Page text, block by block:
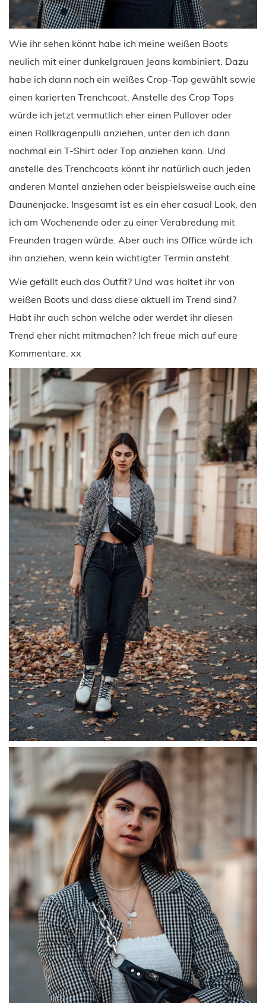
Wie ihr sehen könnt habe ich meine weißen Boots
neulich mit einer dunkelgrauen Jeans kombiniert. Dazu
habe ich dann noch ein weißes Crop-Top gewählt sowie
einen karierten Trenchcoat. Anstelle des Crop Tops
würde ich jetzt vermutlich eher einen Pullover oder
einen Rollkragenpulli anziehen, unter den ich dann
nochmal ein T-Shirt oder Top anziehen kann. Und
anstelle des Trenchcoats könnt ihr natürlich auch jeden
anderen Mantel anziehen oder beispielsweise auch eine
Daunenjacke. Insgesamt ist es ein eher casual Look, den
ich am Wochenende oder zu einer Verabredung mit
Freunden tragen würde. Aber auch ins Office würde ich
ihn anziehen, wenn kein wichtigter Termin ansteht.
Wie gefällt euch das Outfit? Und was haltet ihr von
weißen Boots und dass diese aktuell im Trend sind?
Habt ihr auch schon welche oder werdet ihr diesen
Trend eher nicht mitmachen? Ich freue mich auf eure
Kommentare. xx